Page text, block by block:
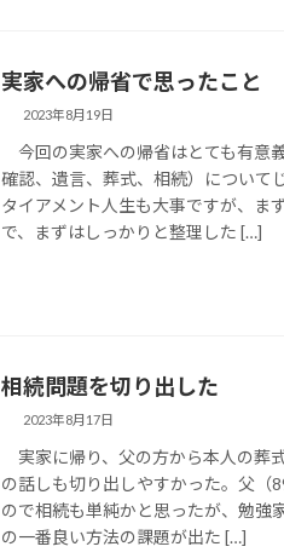
実家への帰省で思ったこと
2023年8月19日
今回の実家への帰省はとても有意
確認、遺言、葬式、相続）について
タイアメント人生も大事ですが、ま
で、まずはしっかりと整理した […]
相続問題を切り出した
2023年8月17日
実家に帰り、父の方から本人の葬
の話しも切り出しやすかった。父（
ので相続も単純かと思ったが、勉強
の一番良い方法の課題が出た […]